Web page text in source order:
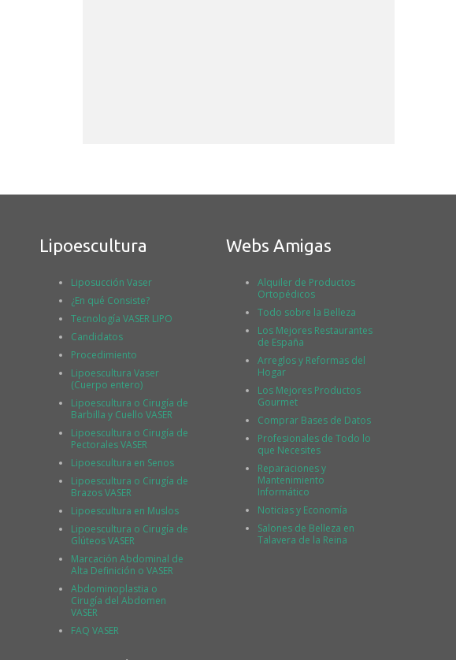
Lipoescultura
Liposucción Vaser
¿En qué Consiste?
Tecnología VASER LIPO
Candidatos
Procedimiento
Lipoescultura Vaser
(Cuerpo entero)
Lipoescultura o Cirugía de
Barbilla y Cuello VASER
Lipoescultura o Cirugía de
Pectorales VASER
Lipoescultura en Senos
Lipoescultura o Cirugía de
Brazos VASER
Lipoescultura en Muslos
Lipoescultura o Cirugía de
Glúteos VASER
Marcación Abdominal de
Alta Definición o VASER
Abdominoplastia o
Cirugía del Abdomen
VASER
FAQ VASER
Webs Amigas
Alquiler de Productos
Ortopédicos
Todo sobre la Belleza
Los Mejores Restaurantes
de España
Arreglos y Reformas del
Hogar
Los Mejores Productos
Gourmet
Comprar Bases de Datos
Profesionales de Todo lo
que Necesites
Reparaciones y
Mantenimiento
Informático
Noticias y Economía
Salones de Belleza en
Talavera de la Reina